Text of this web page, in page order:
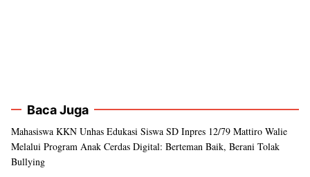
Baca Juga
Mahasiswa KKN Unhas Edukasi Siswa SD Inpres 12/79 Mattiro Walie
Melalui Program Anak Cerdas Digital: Berteman Baik, Berani Tolak
Bullying